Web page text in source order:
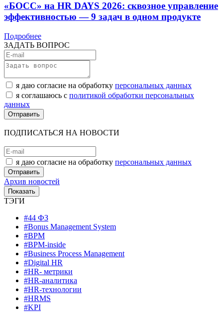
«БОСС» на HR DAYS 2026: сквозное управление
эффективностью — 9 задач в одном продукте
Подробнее
ЗАДАТЬ ВОПРОС
я даю согласие на обработку персональных данных
я соглашаюсь с политикой обработки персональных
данных
ПОДПИСАТЬСЯ НА НОВОСТИ
я даю согласие на обработку персональных данных
Архив новостей
ТЭГИ
#44 ФЗ
#Bonus Management System
#BPM
#BPM-inside
#Business Process Management
#Digital HR
#HR- метрики
#HR-аналитика
#HR-технологии
#HRMS
#KPI